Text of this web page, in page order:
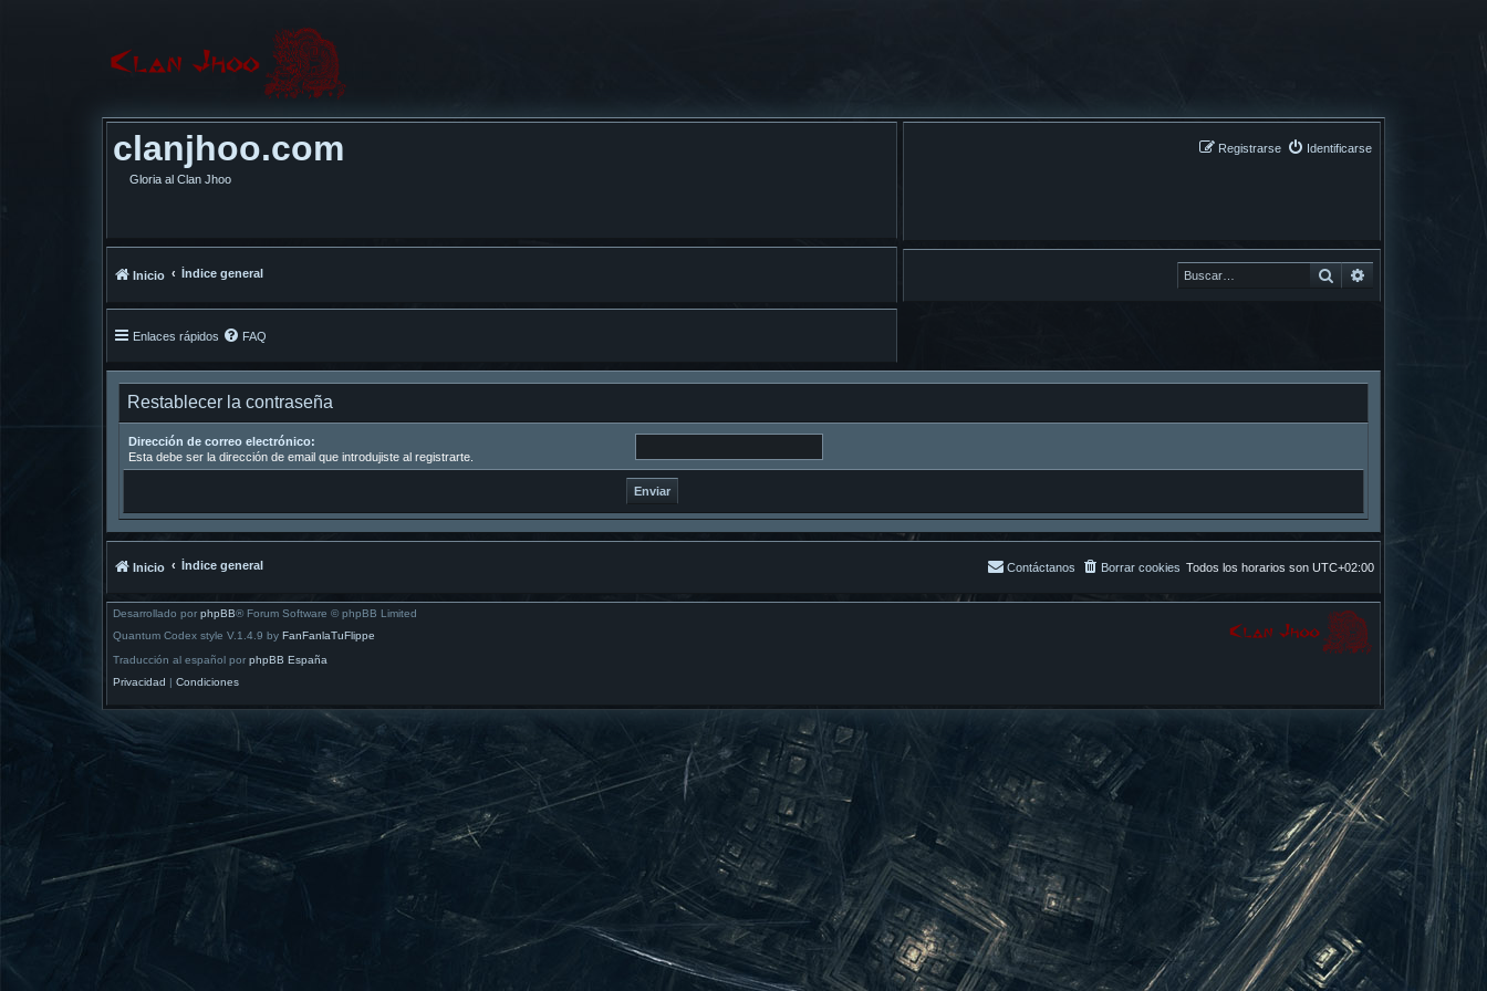
clanjhoo.com
Gloria al Clan Jhoo
Identificarse
Registrarse
Buscar
Inicio Índice general
Enlaces rápidos FAQ
Restablecer la contraseña
Dirección de correo electrónico:
Esta debe ser la dirección de email que introdujiste al registrarte.
Inicio Índice general Todos los horarios son UTC+02:00
Borrar cookies
Contáctanos
Desarrollado por phpBB® Forum Software © phpBB Limited
Quantum Codex style V.1.4.9 by FanFanlaTuFlippe
Traducción al español por phpBB España
Privacidad | Condiciones